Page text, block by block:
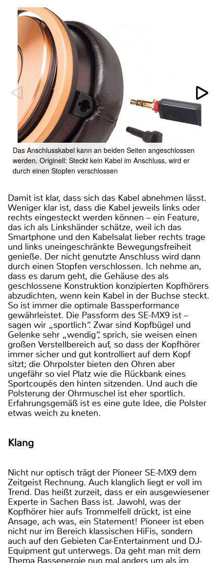
Das Anschlusskabel kann an beiden Seiten angeschlossen
werden. Originell: Steckt kein Kabel im Anschluss, wird er
durch einen Stopfen verschlossen
Damit ist klar, dass sich das Kabel abnehmen lässt.
Weniger klar ist, dass die Kabel jeweils links oder
rechts eingesteckt werden können – ein Feature,
das ich als Linkshänder schätze, weil ich das
Smartphone und den Kabelsalat lieber rechts trage
und links uneingeschränkte Bewegungsfreiheit
genieße. Der nicht genutzte Anschluss wird dann
durch einen Stopfen verschlossen. Ich nehme an,
dass es darum geht, die Gehäuse des als
geschlossene Konstruktion konzipierten Kopfhörers
abzudichten, wenn kein Kabel in der Buchse steckt.
So ist immer die optimale Bassperformance
gewährleistet. Die Passform des SE-MX9 ist –
sagen wir „sportlich“. Zwar sind Kopfbügel und
Gelenke sehr „wendig“, sprich, sie weisen einen
großen Verstellbereich auf, so dass der Kopfhörer
immer sicher und gut kontrolliert auf dem Kopf
sitzt; die Ohrpolster bieten den Ohren aber
ungefähr so viel Platz wie die Rückbank eines
Sportcoupés den hinten sitzenden. Und auch die
Polsterung der Ohrmuschel ist eher sportlich.
Erfahrungsgemäß ist es eine gute Idee, die Polster
etwas weich zu kneten.
Klang
Nicht nur optisch trägt der Pioneer SE-MX9 dem
Zeitgeist Rechnung. Auch klanglich liegt er voll im
Trend. Das heißt zurzeit, dass er ein ausgewiesener
Experte in Sachen Bass ist. Jawohl, was der
Kopfhörer hier aufs Trommelfell drückt, ist eine
Ansage, ach was, ein Statement! Pioneer ist eben
nicht nur im Bereich klassischen HiFis, sondern
auch auf den Gebieten Car-Entertainment und DJ-
Equipment gut unterwegs. Da geht man mit dem
Thema Bassenergie nun mal anders um als im